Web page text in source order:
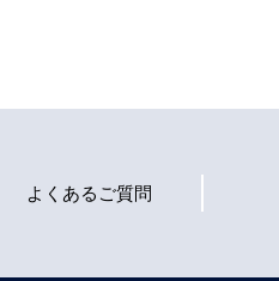
よくあるご質問